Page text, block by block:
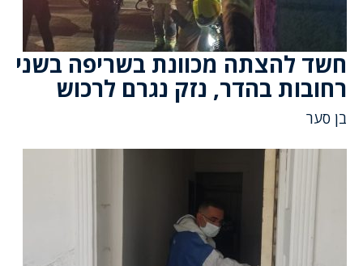
חשד להצתה מכוונת בשריפה בשני
רחובות בהדר, נזק נגרם לרכוש
בן סער